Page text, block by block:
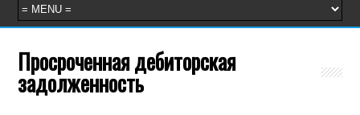
Просроченная дебиторская
задолженность